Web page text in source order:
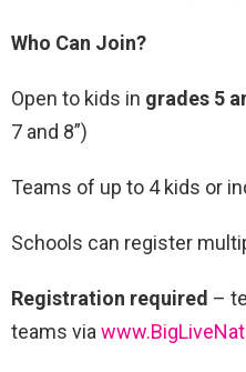
Who Can Join?
Open to kids in grades 5
7 and 8”)
Teams of up to 4 kids or
Schools can register
Registration required –
teams via